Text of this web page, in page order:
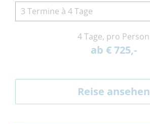
3 Termine à 4 Tage
4 Tage, pro Person
ab € 725,-
Reise ansehen